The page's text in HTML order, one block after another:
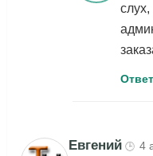
Евгений 🕒 4